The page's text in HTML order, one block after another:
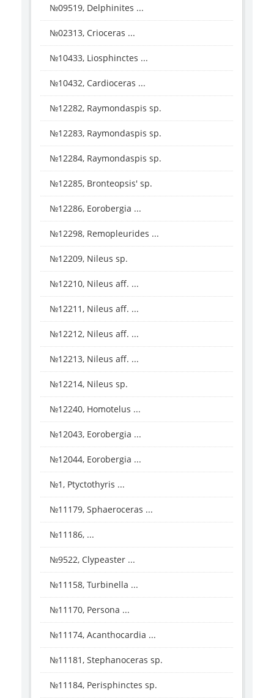
№09519, Delphinites ...
№02313, Crioceras ...
№10433, Liosphinctes ...
№10432, Cardioceras ...
№12282, Raymondaspis sp.
№12283, Raymondaspis sp.
№12284, Raymondaspis sp.
№12285, Bronteopsis' sp.
№12286, Eorobergia ...
№12298, Remopleurides ...
№12209, Nileus sp.
№12210, Nileus aff. ...
№12211, Nileus aff. ...
№12212, Nileus aff. ...
№12213, Nileus aff. ...
№12214, Nileus sp.
№12240, Homotelus ...
№12043, Eorobergia ...
№12044, Eorobergia ...
№1, Ptyctothyris ...
№11179, Sphaeroceras ...
№11186, ...
№9522, Clypeaster ...
№11158, Turbinella ...
№11170, Persona ...
№11174, Acanthocardia ...
№11181, Stephanoceras sp.
№11184, Perisphinctes sp.